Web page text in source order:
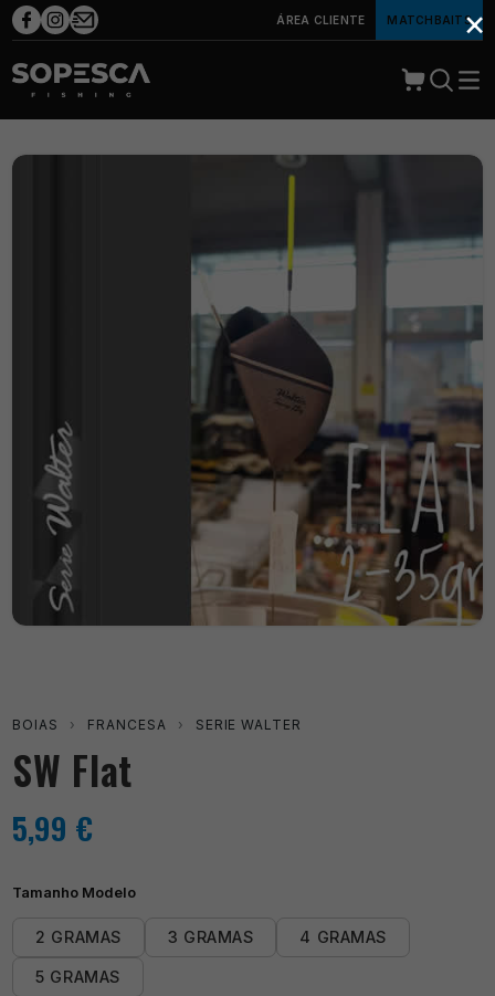
ÁREA CLIENTE MATCHBAITS
BOIAS › FRANCESA › SERIE WALTER
SW Flat
5,99 €
Tamanho Modelo
2 GRAMAS 3 GRAMAS 4 GRAMAS
5 GRAMAS
×